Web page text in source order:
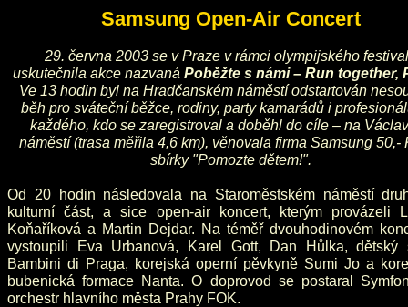
Samsung Open-Air Concert
29. června 2003 se v Praze v rámci olympijského
uskutečnila akce nazvaná Poběžte s námi – Run together,
Ve 13 hodin byl na Hradčanském náměstí odstartován
běh pro sváteční běžce, rodiny, party kamarádů i
každého, kdo se zaregistroval a doběhl do cíle – na
náměstí (trasa měřila 4,6 km), věnovala firma Samsung 50,-
sbírky "Pomozte dětem!".
Od 20 hodin následovala na Staroměstském náměstí
kulturní část, a sice open-air koncert, kterým provázeli
Koňaříková a Martin Dejdar. Na téměř dvouhodinovém
vystoupili Eva Urbanová, Karel Gott, Dan Hůlka, dětský
Bambini di Praga, korejská operní pěvkyně Sumi Jo a
bubenická formace Nanta. O doprovod se postaral
orchestr hlavního města Prahy FOK.